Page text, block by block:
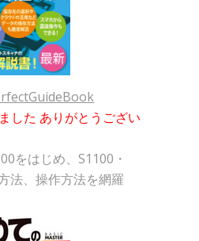
した ありがとうござい
をはじめ、S1100・
法、操作方法を網羅